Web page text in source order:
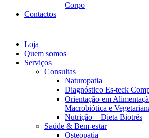
Corpo
Contactos
Loja
Quem somos
Serviços
Consultas
Naturopatia
Diagnóstico Es-teck
Orientação em
Macrobiótica e
Nutrição – Dieta Biotrês
Saúde & Bem-estar
Osteopatia